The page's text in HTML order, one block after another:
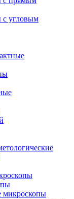
с угловым
микроскопы